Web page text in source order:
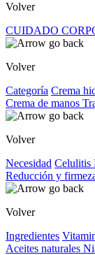
Volver
CUIDADO
Volver
Categoría Crema
Crema de manos
Volver
Necesidad Celulitis
Reducción y
Volver
Ingredientes
Aceites naturales